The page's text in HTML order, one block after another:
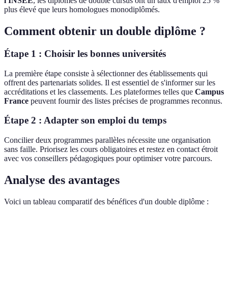
plus élevé que leurs homologues monodiplômés.
Comment obtenir un double diplôme ?
Étape 1 : Choisir les bonnes universités
La première étape consiste à sélectionner des établissements qui
offrent des partenariats solides. Il est essentiel de s'informer sur les
accréditations et les classements. Les plateformes telles que Campus
France peuvent fournir des listes précises de programmes reconnus.
Étape 2 : Adapter son emploi du temps
Concilier deux programmes parallèles nécessite une organisation
sans faille. Priorisez les cours obligatoires et restez en contact étroit
avec vos conseillers pédagogiques pour optimiser votre parcours.
Analyse des avantages
Voici un tableau comparatif des bénéfices d'un double diplôme :